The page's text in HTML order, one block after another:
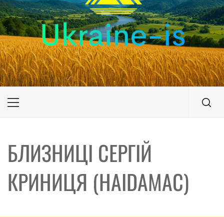
UKRAINE-IS
ПОДОРОЖI ПО УКРАЇНІ
Primary
БЛИЗНИЦІ СЕРГІЙ
КРИНИЦЯ (HAIDAMAC)